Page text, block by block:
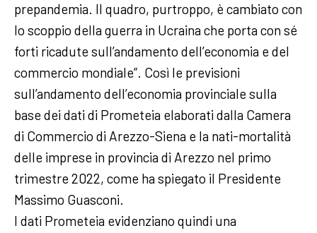
prepandemia. Il quadro, purtroppo, è cambiato con
lo scoppio della guerra in Ucraina che porta con sé
forti ricadute sull’andamento dell’economia e del
commercio mondiale”. Così le previsioni
sull’andamento dell’economia provinciale sulla
base dei dati di Prometeia elaborati dalla Camera
di Commercio di Arezzo-Siena e la nati-mortalità
delle imprese in provincia di Arezzo nel primo
trimestre 2022, come ha spiegato il Presidente
Massimo Guasconi.
I dati Prometeia evidenziano quindi una